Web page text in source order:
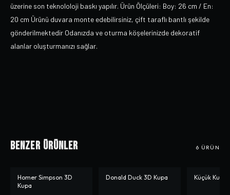
üzerine son teknololoji baskı yapılır. Ürün Ölçüleri: Boy: 26 cm / En:
20 cm Ürünü duvara monte edebilirsiniz, çift taraflı bantlı şekilde
gönderilmektedir Odanızda ve oturma köşelerinizde dekoratif
alanlar oluşturmanızı sağlar.
Benzer Ürünler 6 ÜRÜN
Homer Simpson 3D
Kupa
Donald Duck 3D Kupa Küçük